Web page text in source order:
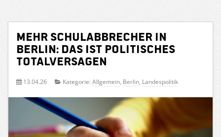
Mehr Schulabbrecher in
Berlin: Das ist politisches
Totalversagen
13.04.26 Kategorie: Allgemein, Berlin, Landespolitik